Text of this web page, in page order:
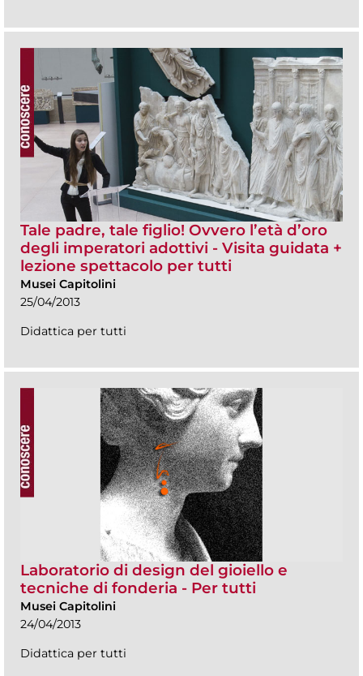
Tale padre, tale figlio! Ovvero l’età d’oro
degli imperatori adottivi - Visita guidata +
lezione spettacolo per tutti
Musei Capitolini
25/04/2013
Didattica per tutti
Laboratorio di design del gioiello e
tecniche di fonderia - Per tutti
Musei Capitolini
24/04/2013
Didattica per tutti